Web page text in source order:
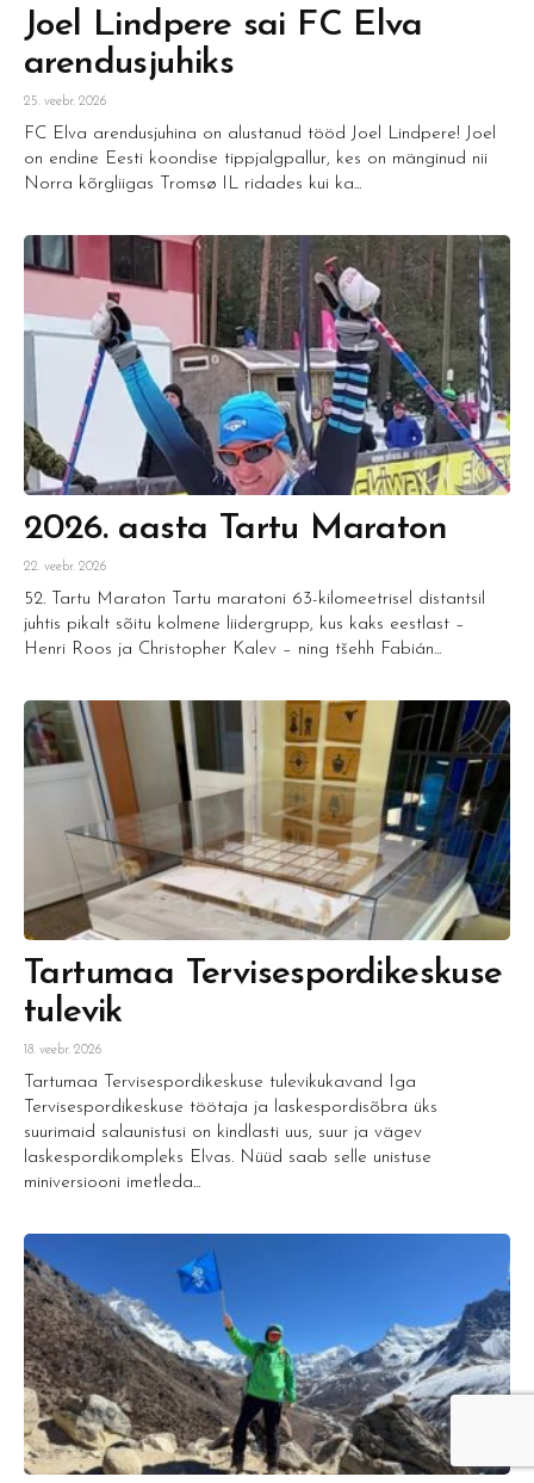
Joel Lindpere sai FC Elva
arendusjuhiks
25. veebr. 2026
FC Elva arendusjuhina on alustanud tööd Joel Lindpere! Joel
on endine Eesti koondise tippjalgpallur, kes on mänginud nii
Norra kõrgliigas Tromsø IL ridades kui ka...
2026. aasta Tartu Maraton
22. veebr. 2026
52. Tartu Maraton Tartu maratoni 63-kilomeetrisel distantsil
juhtis pikalt sõitu kolmene liidergrupp, kus kaks eestlast –
Henri Roos ja Christopher Kalev – ning tšehh Fabián...
Tartumaa Tervisespordikeskuse
tulevik
18. veebr. 2026
Tartumaa Tervisespordikeskuse tulevikukavand Iga
Tervisespordikeskuse töötaja ja laskespordisõbra üks
suurimaid salaunistusi on kindlasti uus, suur ja vägev
laskespordikompleks Elvas. Nüüd saab selle unistuse
miniversiooni imetleda...